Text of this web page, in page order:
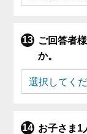
ご回答者
か。
お子さま1